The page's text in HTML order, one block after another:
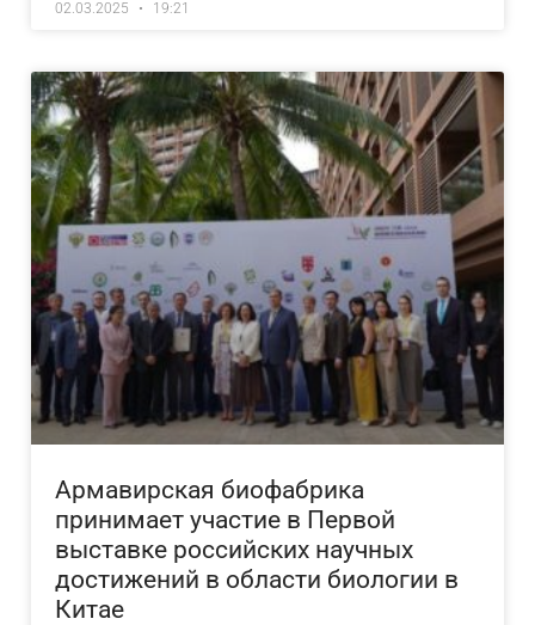
02.03.2025 19:21
Армавирская биофабрика
принимает участие в Первой
выставке российских научных
достижений в области биологии в
Китае